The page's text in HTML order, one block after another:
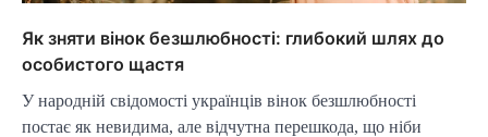
Як зняти вінок безшлюбності: глибокий шлях до
особистого щастя
У народній свідомості українців вінок безшлюбності
постає як невидима, але відчутна перешкода, що ніби